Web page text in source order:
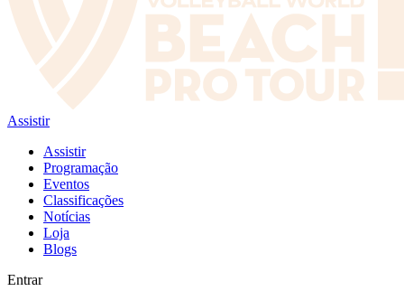
Assistir
Assistir
Programação
Eventos
Classificações
Notícias
Loja
Blogs
Entrar